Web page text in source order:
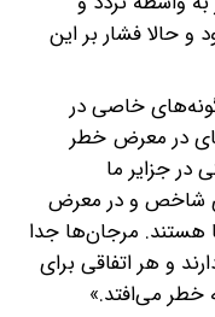
و حالا فشار بر این
خاصی در
در معرض خطر
جزایر ما
شاخص و در معرض
مرجان‌ها جدا
و هر اتفاقی برای
خطر می‌افتد.»